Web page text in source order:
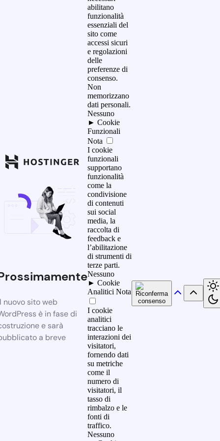
nuovo sito web
è in fase di
e sarà
a breve
abilitano
funzionalità
essenziali del
sito come
accessi sicuri
e regolazioni
delle
preferenze di
consenso.
Non
memorizzano
dati personali.
Nessuno
► Cookie
Funzionali
Nota
I cookie
funzionali
supportano
funzionalità
come la
condivisione
di contenuti
sui social
media, la
raccolta di
feedback e
l’abilitazione
di strumenti di
terze parti.
Nessuno
► Cookie
Analitici Nota
I cookie
analitici
tracciano le
interazioni dei
visitatori,
fornendo dati
su metriche
come il
numero di
visitatori, il
tasso di
rimbalzo e le
fonti di
traffico.
Nessuno